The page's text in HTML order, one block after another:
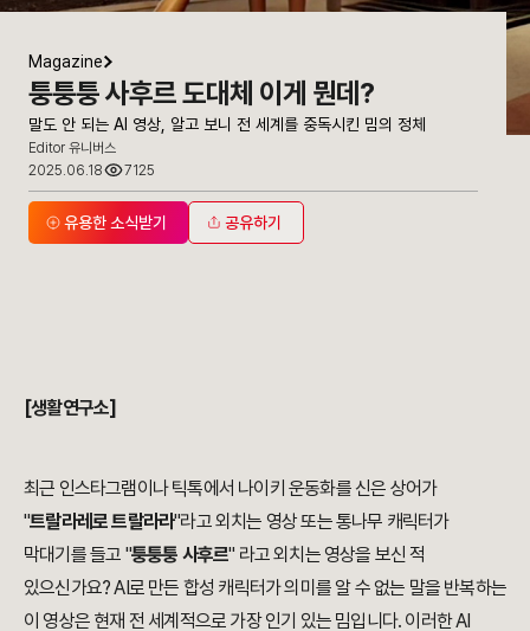
Magazine
퉁퉁퉁 사후르 도대체 이게 뭔데?
말도 안 되는 AI 영상, 알고 보니 전 세계를 중독시킨 밈의 정체
Editor 유니버스
2025.06.18
7125
유용한 소식받기 공유하기
[생활연구소]
최근 인스타그램이나 틱톡에서 나이키 운동화를 신은 상어가
"트랄라레로 트랄라라"라고 외치는 영상 또는 통나무 캐릭터가
막대기를 들고 "퉁퉁퉁 사후르" 라고 외치는 영상을 보신 적
있으신가요? AI로 만든 합성 캐릭터가 의미를 알 수 없는 말을 반복하는
이 영상은 현재 전 세계적으로 가장 인기 있는 밈입니다. 이러한 AI